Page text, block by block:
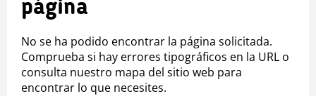
página
No se ha podido encontrar la página solicitada.
Comprueba si hay errores tipográficos en la URL o
consulta nuestro mapa del sitio web para
encontrar lo que necesites.